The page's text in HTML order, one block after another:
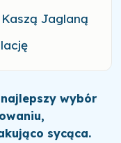
Jaglaną
wybór
sycąca.